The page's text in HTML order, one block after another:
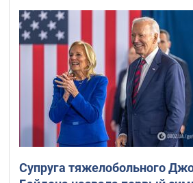
Супруга тяжелобольного